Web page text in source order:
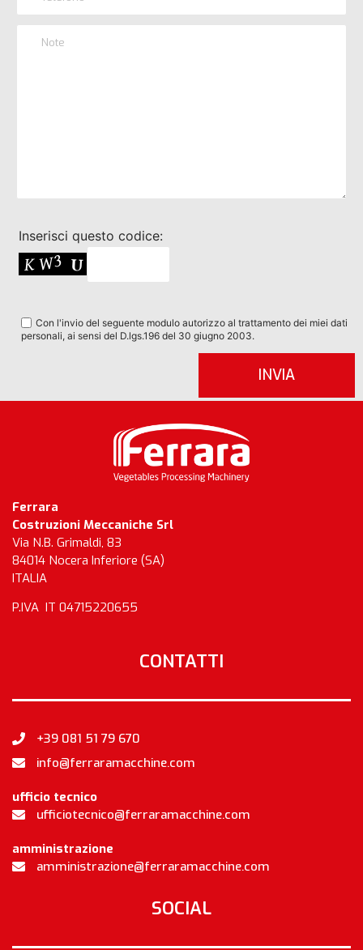
Inserisci questo codice:
Con l'invio del seguente modulo autorizzo al trattamento dei miei dati
personali, ai sensi del D.lgs.196 del 30 giugno 2003.
Ferrara
Costruzioni Meccaniche Srl
Via N.B. Grimaldi, 83
84014 Nocera Inferiore (SA)
ITALIA
P.IVA IT 04715220655
CONTATTI
+39 081 51 79 670
info@ferraramacchine.com
ufficio tecnico
ufficiotecnico@ferraramacchine.com
amministrazione
amministrazione@ferraramacchine.com
SOCIAL